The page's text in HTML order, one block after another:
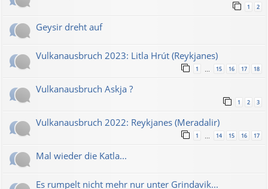
1 2
Geysir dreht auf
Vulkanausbruch 2023: Litla Hrút (Reykjanes)
1 … 15 16 17 18
Vulkanausbruch Askja ?
1 2 3
Vulkanausbruch 2022: Reykjanes (Meradalir)
1 … 14 15 16 17
Mal wieder die Katla...
Es rumpelt nicht mehr nur unter Grindavik...